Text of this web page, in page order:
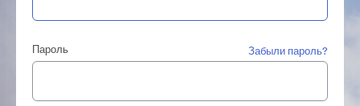
Пароль Забыли пароль?